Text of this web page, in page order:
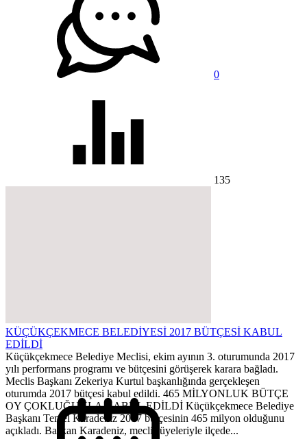
0
135
KÜÇÜKÇEKMECE BELEDİYESİ 2017 BÜTÇESİ KABUL
EDİLDİ
Küçükçekmece Belediye Meclisi, ekim ayının 3. oturumunda 2017
yılı performans programı ve bütçesini görüşerek karara bağladı.
Meclis Başkanı Zekeriya Kurtul başkanlığında gerçekleşen
oturumda 2017 bütçesi kabul edildi. 465 MİLYONLUK BÜTÇE
OY ÇOKLUĞUYLA KABUL EDİLDİ Küçükçekmece Belediye
Başkanı Temel Karadeniz 2017 bütçesinin 465 milyon olduğunu
açıkladı. Başkan Karadeniz, meclis üyeleriyle ilçede...